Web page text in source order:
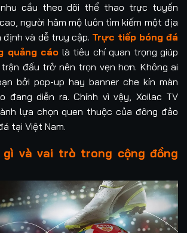
nhu cầu theo dõi thể thao trực tuyến
người hâm mộ luôn tìm kiếm một địa
và dễ truy cập. Trực tiếp bóng đá
quảng cáo là tiêu chí quan trọng giúp
đấu trở nên trọn vẹn hơn. Không ai
bởi pop-up hay banner che kín màn
đang diễn ra. Chính vì vậy, Xoilac TV
lựa chọn quen thuộc của đông đảo
tại Việt Nam.
gì và vai trò trong cộng đồng